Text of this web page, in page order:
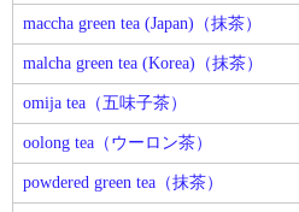
maccha green tea (Japan)（抹茶）
malcha green tea (Korea)（抹茶）
omija tea（五味子茶）
oolong tea（ウーロン茶）
powdered green tea（抹茶）